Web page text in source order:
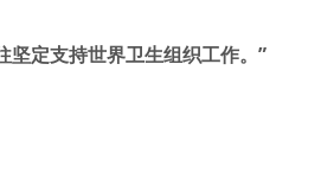
坚定支持世界卫生组织工作。”